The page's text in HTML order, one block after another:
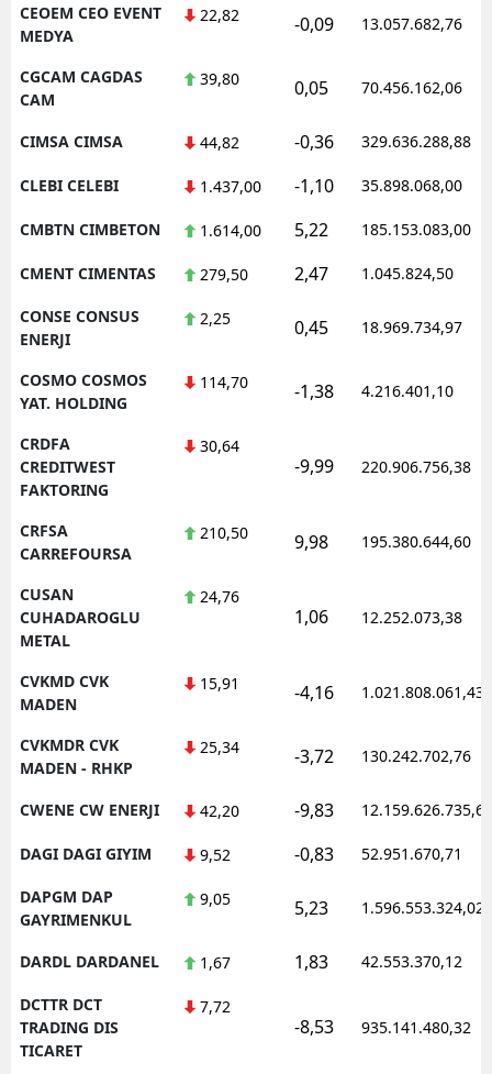
CEOEM CEO EVENT
MEDYA
22,82 -0,09 13.057.682,76
CGCAM CAGDAS
CAM
39,80 0,05 70.456.162,06
CIMSA CIMSA 44,82 -0,36 329.636.288,88
CLEBI CELEBI 1.437,00 -1,10 35.898.068,00
CMBTN CIMBETON 1.614,00 5,22 185.153.083,00
CMENT CIMENTAS 279,50 2,47 1.045.824,50
CONSE CONSUS
ENERJI
2,25 0,45 18.969.734,97
COSMO COSMOS
YAT. HOLDING
114,70 -1,38 4.216.401,10
CRDFA
CREDITWEST
FAKTORING
30,64
-9,99 220.906.756,38
CRFSA
CARREFOURSA
210,50 9,98 195.380.644,60
CUSAN
CUHADAROGLU
METAL
24,76
1,06 12.252.073,38
CVKMD CVK
MADEN
15,91 -4,16 1.021.808.061,43
CVKMDR CVK
MADEN - RHKP
25,34 -3,72 130.242.702,76
CWENE CW ENERJI 42,20 -9,83 12.159.626.735,62
DAGI DAGI GIYIM 9,52 -0,83 52.951.670,71
DAPGM DAP
GAYRIMENKUL
9,05 5,23 1.596.553.324,02
DARDL DARDANEL 1,67 1,83 42.553.370,12
DCTTR DCT
TRADING DIS
TICARET
7,72
-8,53 935.141.480,32